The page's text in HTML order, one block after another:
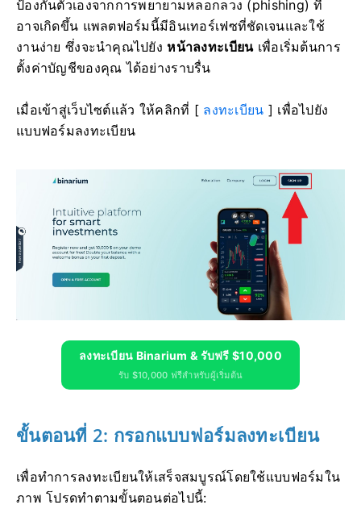
ป้องกันตัวเองจากการพยายามหลอกลวง (phishing) ที่
อาจเกิดขึ้น แพลตฟอร์มนี้มีอินเทอร์เฟซที่ชัดเจนและใช้
งานง่าย ซึ่งจะนำคุณไปยัง หน้าลงทะเบียนเพื่อเริ่มต้นการ
ตั้งค่าบัญชีของคุณ ได้อย่างราบรื่น
เมื่อเข้าสู่เว็บไซต์แล้ว ให้คลิกที่ [ ลงทะเบียน ] เพื่อไปยัง
แบบฟอร์มลงทะเบียน
ลงทะเบียน Binarium & รับฟรี $10,000
รับ $10,000 ฟรีสำหรับผู้เริ่มต้น
ขั้นตอนที่ 2: กรอกแบบฟอร์มลงทะเบียน
เพื่อทำการลงทะเบียนให้เสร็จสมบูรณ์โดยใช้แบบฟอร์มใน
ภาพ โปรดทำตามขั้นตอนต่อไปนี้: